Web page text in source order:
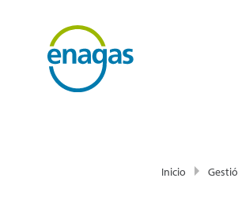
Inicio